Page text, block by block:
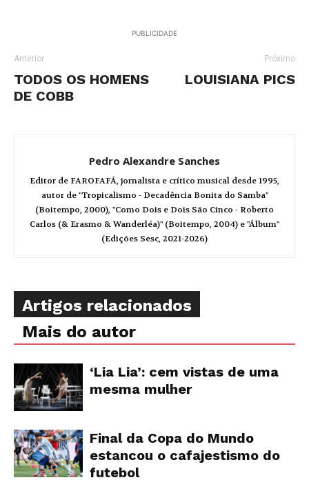
PUBLICIDADE
Anterior
TODOS OS HOMENS
DE COBB
Próximo
LOUISIANA PICS
Pedro Alexandre Sanches
Editor de FAROFAFÁ, jornalista e crítico musical desde 1995,
autor de "Tropicalismo - Decadência Bonita do Samba"
(Boitempo, 2000), "Como Dois e Dois São Cinco - Roberto
Carlos (& Erasmo & Wanderléa)" (Boitempo, 2004) e "Álbum"
(Edições Sesc, 2021-2026)
Artigos relacionados
Mais do autor
‘Lia Lia’: cem vistas de uma
mesma mulher
Final da Copa do Mundo
estancou o cafajestismo do
futebol